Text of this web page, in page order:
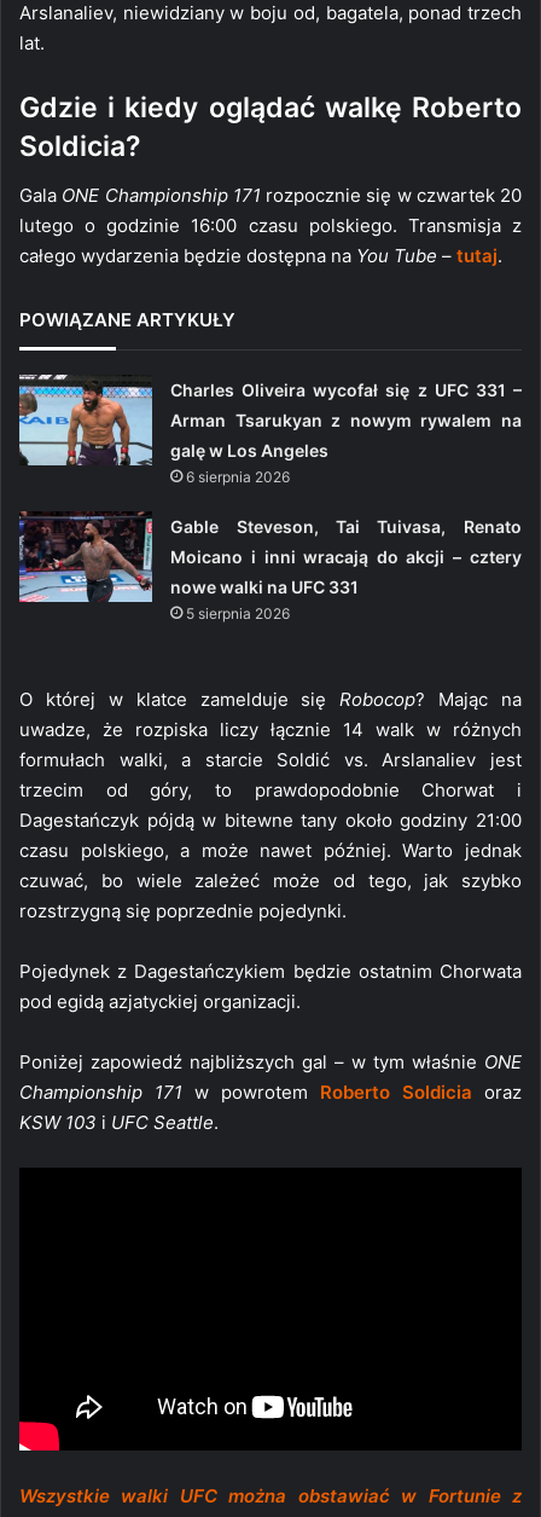
Arslanaliev, niewidziany w boju od, bagatela, ponad trzech
lat.
Gdzie i kiedy oglądać walkę Roberto
Soldicia?
Gala ONE Championship 171 rozpocznie się w czwartek 20
lutego o godzinie 16:00 czasu polskiego. Transmisja z
całego wydarzenia będzie dostępna na You Tube – tutaj.
POWIĄZANE ARTYKUŁY
Charles Oliveira wycofał się z UFC 331 –
Arman Tsarukyan z nowym rywalem na
galę w Los Angeles
6 sierpnia 2026
Gable Steveson, Tai Tuivasa, Renato
Moicano i inni wracają do akcji – cztery
nowe walki na UFC 331
5 sierpnia 2026
O której w klatce zamelduje sięRobocop? Mając na
uwadze, że rozpiska liczy łącznie 14 walk w różnych
formułach walki, a starcie Soldić vs. Arslanaliev jest
trzecim od góry, to prawdopodobnie Chorwat i
Dagestańczyk pójdą w bitewne tany około godziny 21:00
czasu polskiego, a może nawet później. Warto jednak
czuwać, bo wiele zależeć może od tego, jak szybko
rozstrzygną się poprzednie pojedynki.
Pojedynek z Dagestańczykiem będzie ostatnim Chorwata
pod egidą azjatyckiej organizacji.
Poniżej zapowiedź najbliższych gal – w tym właśnie ONE
Championship 171 w powrotem Roberto Soldicia oraz
KSW 103 i UFC Seattle.
Wszystkie walki UFC można obstawiać w Fortunie z